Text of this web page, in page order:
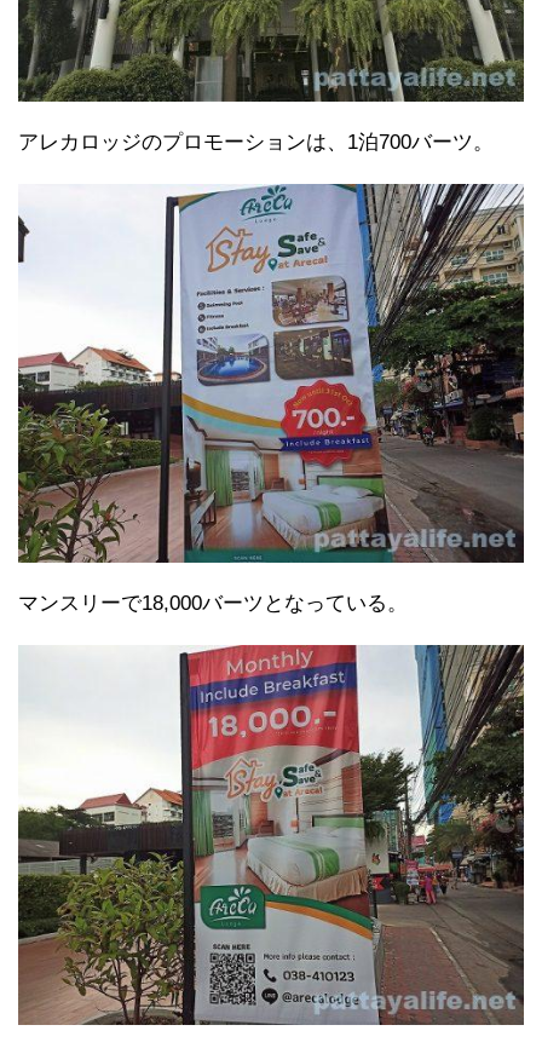
アレカロッジのプロモーションは、1泊700バーツ。
マンスリーで18,000バーツとなっている。